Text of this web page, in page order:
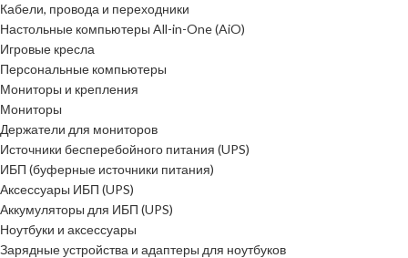
Кабели, провода и переходники
Настольные компьютеры All-in-One (AiO)
Игровые кресла
Персональные компьютеры
Мониторы и крепления
Мониторы
Держатели для мониторов
Источники бесперебойного питания (UPS)
ИБП (буферные источники питания)
Аксессуары ИБП (UPS)
Аккумуляторы для ИБП (UPS)
Ноутбуки и аксессуары
Зарядные устройства и адаптеры для ноутбуков